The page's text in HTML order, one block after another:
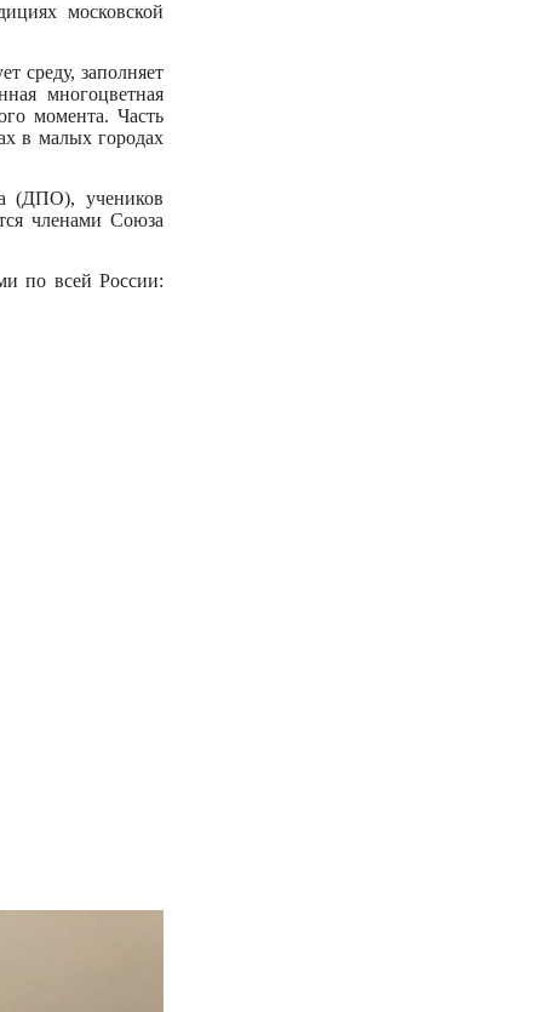
московской
среду, заполняет
многоцветная
момента. Часть
в малых городах
(ДПО), учеников
членами Союза
по всей России: